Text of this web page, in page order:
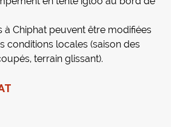
à Chiphat peuvent être modifiées
conditions locales (saison des
terrain glissant).